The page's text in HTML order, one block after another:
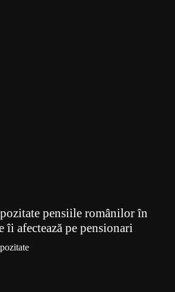
pensiile românilor în
îi afectează pe pensionari